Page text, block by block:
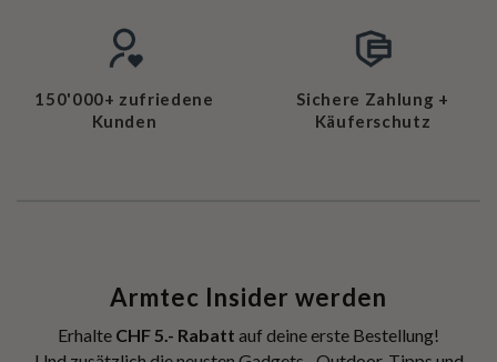
150'000+ zufriedene
Kunden
Sichere Zahlung +
Käuferschutz
Armtec Insider werden
Erhalte CHF 5.- Rabatt auf deine erste Bestellung!